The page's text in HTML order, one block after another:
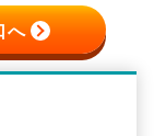
へ